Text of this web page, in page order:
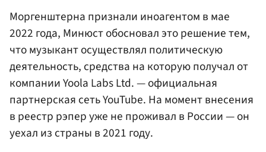
Моргенштерна признали иноагентом в мае
2022 года, Минюст обосновал это решение тем,
что музыкант осуществлял политическую
деятельность, средства на которую получал от
компании Yoola Labs Ltd. — официальная
партнерская сеть YouTube. На момент внесения
в реестр рэпер уже не проживал в России — он
уехал из страны в 2021 году.